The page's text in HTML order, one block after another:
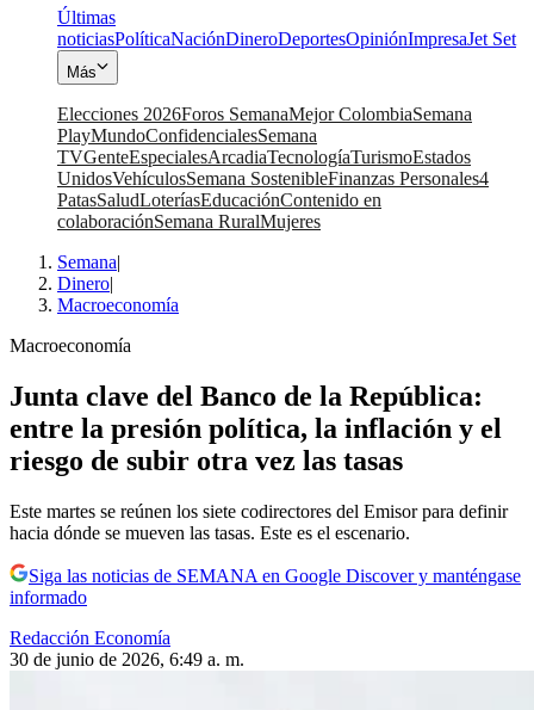
Últimas
noticiasPolíticaNaciónDineroDeportesOpiniónImpresaJet Set
Más
Elecciones 2026Foros SemanaMejor ColombiaSemana
PlayMundoConfidencialesSemana
TVGenteEspecialesArcadiaTecnologíaTurismoEstados
UnidosVehículosSemana SostenibleFinanzas Personales4
PatasSaludLoteríasEducaciónContenido en
colaboraciónSemana RuralMujeres
Semana|
Dinero|
Macroeconomía
Macroeconomía
Junta clave del Banco de la República:
entre la presión política, la inflación y el
riesgo de subir otra vez las tasas
Este martes se reúnen los siete codirectores del Emisor para definir
hacia dónde se mueven las tasas. Este es el escenario.
Siga las noticias de SEMANA en Google Discover y manténgase
informado
Redacción Economía
30 de junio de 2026, 6:49 a. m.